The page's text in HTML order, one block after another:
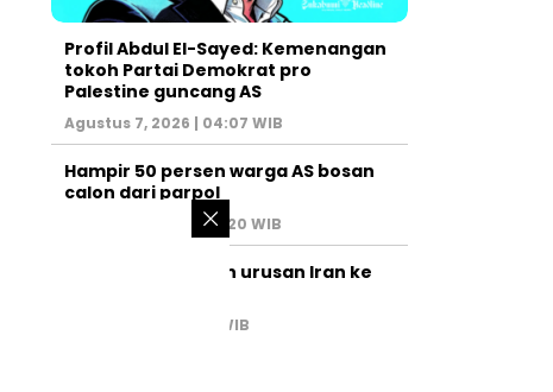
Profil Abdul El-Sayed: Kemenangan
tokoh Partai Demokrat pro
Palestine guncang AS
Agustus 7, 2026 | 04:07 WIB
Hampir 50 persen warga AS bosan
calon dari parpol
Agustus 6, 2026 | 07:20 WIB
PM Israel serahkan urusan Iran ke
Juli 31, 2026 | 02:47 WIB